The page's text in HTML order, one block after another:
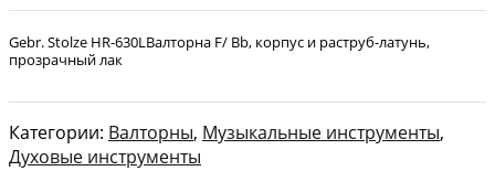
Gebr. Stolze HR-630LВалторна F/ Bb, корпус и раструб-латунь,
прозрачный лак
Категории: Валторны, Музыкальные инструменты,
Духовые инструменты